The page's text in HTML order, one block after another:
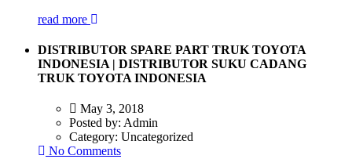
read more
DISTRIBUTOR SPARE PART TRUK TOYOTA
INDONESIA | DISTRIBUTOR SUKU CADANG
TRUK TOYOTA INDONESIA
May 3, 2018
Posted by: Admin
Category: Uncategorized
No Comments